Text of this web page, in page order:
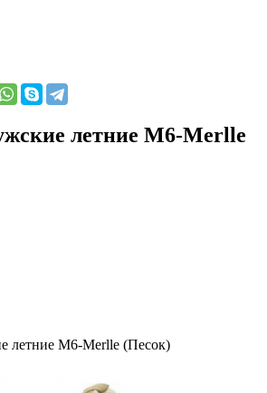
летние M6-Merlle
летние M6-Merlle (Песок)